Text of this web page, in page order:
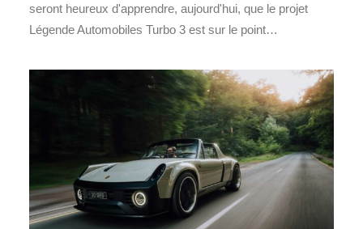
seront heureux d'apprendre, aujourd'hui, que le projet
Légende Automobiles Turbo 3 est sur le point…